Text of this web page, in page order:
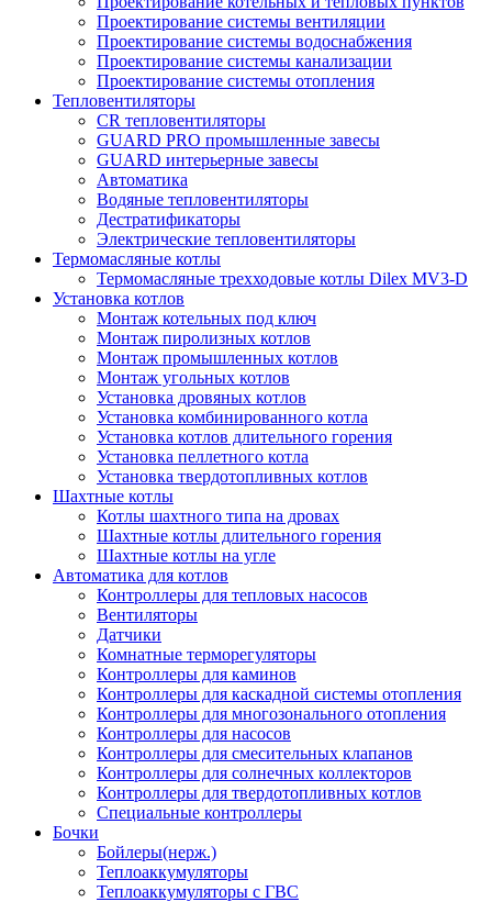
Проектирование системы вентиляции
Проектирование системы водоснабжения
Проектирование системы канализации
Проектирование системы отопления
Тепловентиляторы
CR тепловентиляторы
GUARD PRO промышленные завесы
GUARD интерьерные завесы
Автоматика
Водяные тепловентиляторы
Дестратификаторы
Электрические тепловентиляторы
Термомасляные котлы
Термомасляные трехходовые котлы Dilex MV3-D
Установка котлов
Монтаж котельных под ключ
Монтаж пиролизных котлов
Монтаж промышленных котлов
Монтаж угольных котлов
Установка дровяных котлов
Установка комбинированного котла
Установка котлов длительного горения
Установка пеллетного котла
Установка твердотопливных котлов
Шахтные котлы
Котлы шахтного типа на дровах
Шахтные котлы длительного горения
Шахтные котлы на угле
Автоматика для котлов
Контроллеры для тепловых насосов
Вентиляторы
Датчики
Комнатные терморегуляторы
Контроллеры для каминов
Контроллеры для каскадной системы отопления
Контроллеры для многозонального отопления
Контроллеры для насосов
Контроллеры для смесительных клапанов
Контроллеры для солнечных коллекторов
Контроллеры для твердотопливных котлов
Специальные контроллеры
Бочки
Бойлеры(нерж.)
Теплоаккумуляторы
Теплоаккумуляторы с ГВС